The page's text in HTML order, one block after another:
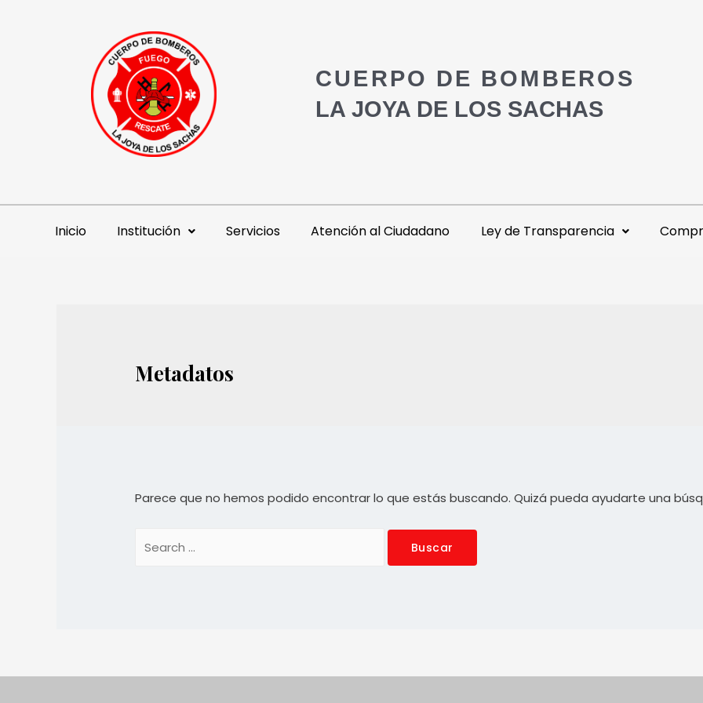
CUERPO DE BOMBEROS
LA JOYA DE LOS SACHAS
Inicio Institución Servicios Atención al Ciudadano Ley de Transparencia
Metadatos
Parece que no hemos podido encontrar lo que estás buscando. Quizá pueda ayudarte una